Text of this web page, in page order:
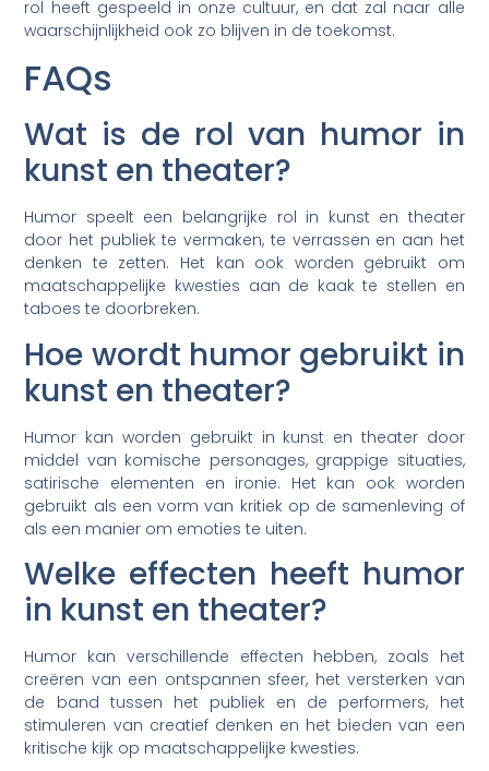
rol heeft gespeeld in onze cultuur, en dat zal naar alle
waarschijnlijkheid ook zo blijven in de toekomst.
FAQs
Wat is de rol van humor in
kunst en theater?
Humor speelt een belangrijke rol in kunst en theater
door het publiek te vermaken, te verrassen en aan het
denken te zetten. Het kan ook worden gebruikt om
maatschappelijke kwesties aan de kaak te stellen en
taboes te doorbreken.
Hoe wordt humor gebruikt in
kunst en theater?
Humor kan worden gebruikt in kunst en theater door
middel van komische personages, grappige situaties,
satirische elementen en ironie. Het kan ook worden
gebruikt als een vorm van kritiek op de samenleving of
als een manier om emoties te uiten.
Welke effecten heeft humor
in kunst en theater?
Humor kan verschillende effecten hebben, zoals het
creëren van een ontspannen sfeer, het versterken van
de band tussen het publiek en de performers, het
stimuleren van creatief denken en het bieden van een
kritische kijk op maatschappelijke kwesties.